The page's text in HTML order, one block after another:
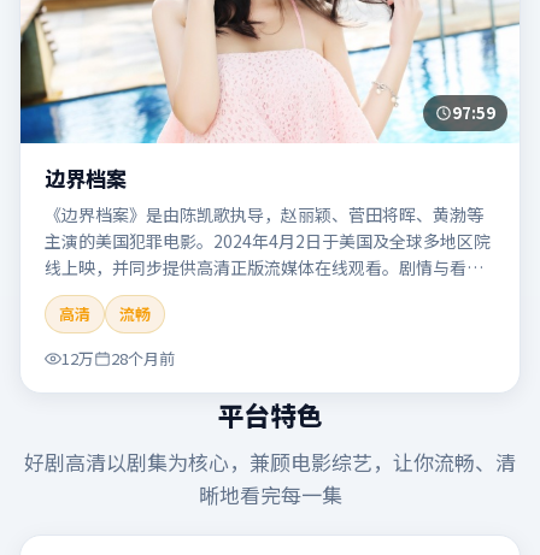
97:59
边界档案
《边界档案》是由陈凯歌执导，赵丽颖、菅田将晖、黄渤等
主演的美国犯罪电影。2024年4月2日于美国及全球多地区院
线上映，并同步提供高清正版流媒体在线观看。剧情与看
点：聚焦案件与人性灰色地带，张力十足，兼具社会观察与
戏剧冲突。本片适合检索「边界档案」「陈凯歌」「犯罪」
「美国」「2024」「2024-04-02上映」等关键词的影迷阅读
简介与主创信息。
高清
流畅
12万
28个月前
平台特色
好剧高清以剧集为核心，兼顾电影综艺，让你流畅、清
晰地看完每一集